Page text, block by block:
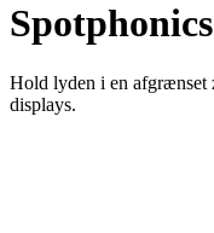
Hold lyden i en afgrænset
displays.